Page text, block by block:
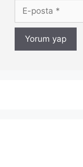
posta